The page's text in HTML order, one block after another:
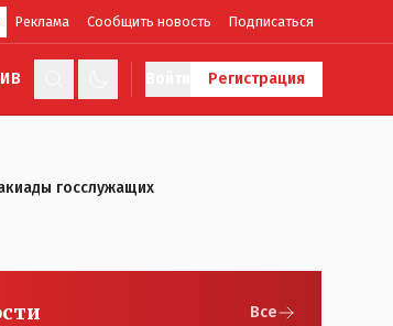
Реклама Сообщить новость Подписаться
Регистрация
госслужащих
Все